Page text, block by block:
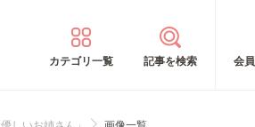
カテゴリ一覧 記事を検索 会